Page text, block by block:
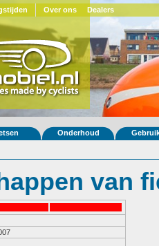
Over ons Dealers
Onderhoud
van